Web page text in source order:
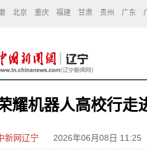
北京 重庆 福建 甘肃 贵州 广东
耀机器人高校行走
新网辽宁 2026年06月08日 11:25